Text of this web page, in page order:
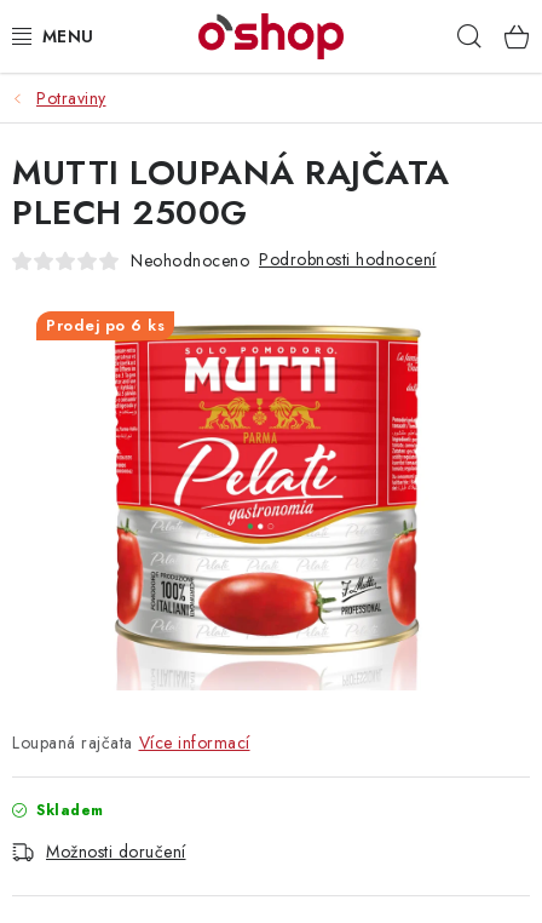
na
OSOBNÍ PÉČE
POTRAVINY
HRAČKY 🧸
ZACHRAŇTE PRODUKTY
Doprava a platba
Obchodní podmínky
Podmínky ochrany osobních údajů
Servis a reklamace
Vrácení zboží
Potraviny
Loupaná rajčata Více informací
Skladem
Možnosti doručení
MUTTI LOUPANÁ RAJČATA
PLECH 2500G
Neohodnoceno Podrobnosti hodnocení
Prodej po 6 ks